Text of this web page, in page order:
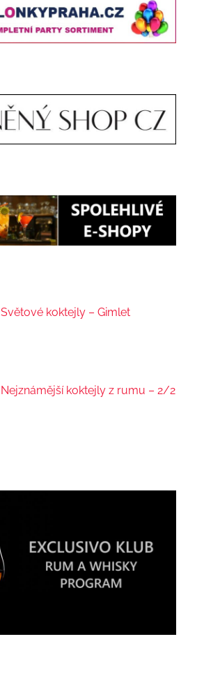
Světové koktejly – Gimlet
Nejznámější koktejly z rumu – 2/2